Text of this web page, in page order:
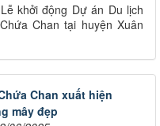
khởi động Dự án Du lịch
Chan tại huyện Xuân
Chan xuất hiện
mây đẹp